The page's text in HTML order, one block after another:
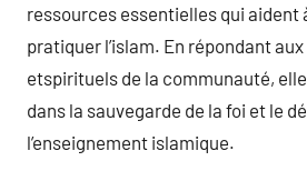
ressources essentielles qui aident
pratiquer l’islam. En répondant
etspirituels de la communauté,
dans la sauvegarde de la foi et le
l’enseignement islamique.